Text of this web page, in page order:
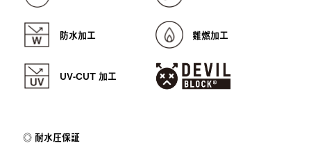
防水加工 難燃加工
UV-CUT 加工
耐水圧保証